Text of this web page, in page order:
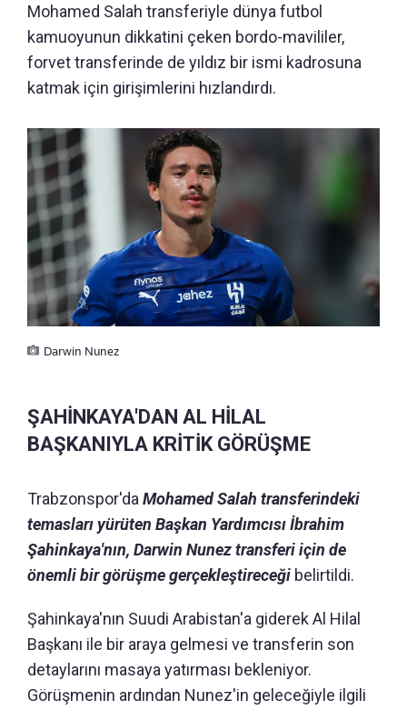
Mohamed Salah transferiyle dünya futbol
kamuoyunun dikkatini çeken bordo-mavililer,
forvet transferinde de yıldız bir ismi kadrosuna
katmak için girişimlerini hızlandırdı.
Darwin Nunez
ŞAHİNKAYA'DAN AL HİLAL
BAŞKANIYLA KRİTİK GÖRÜŞME
Trabzonspor'da Mohamed Salah transferindeki
temasları yürüten Başkan Yardımcısı İbrahim
Şahinkaya'nın, Darwin Nunez transferi için de
önemli bir görüşme gerçekleştireceği belirtildi.
Şahinkaya'nın Suudi Arabistan'a giderek Al Hilal
Başkanı ile bir araya gelmesi ve transferin son
detaylarını masaya yatırması bekleniyor.
Görüşmenin ardından Nunez'in geleceğiyle ilgili